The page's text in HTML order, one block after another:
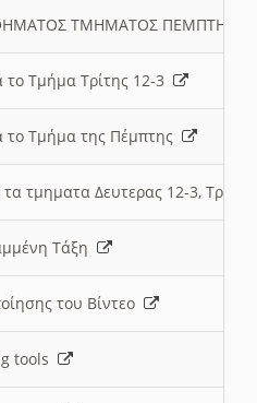
ΤΜΗΜΑΤΟΣ
το Τμήμα Τρίτης 12-3
το Τμήμα της Πέμπτης
τμηματα Δευτερας 12-3,
Τάξη
του Βίντεο
tools